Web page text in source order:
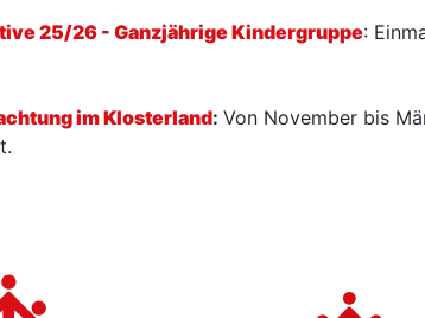
25/26 - Ganzjährige Kindergruppe:
im Klosterland: Von November bis